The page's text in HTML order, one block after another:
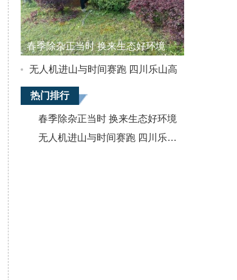
春季除杂正当时 换来生态好环境
无人机进山与时间赛跑 四川乐山高
热门排行
春季除杂正当时 换来生态好环境
无人机进山与时间赛跑 四川乐山高